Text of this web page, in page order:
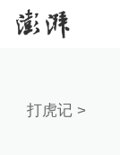
打虎记>